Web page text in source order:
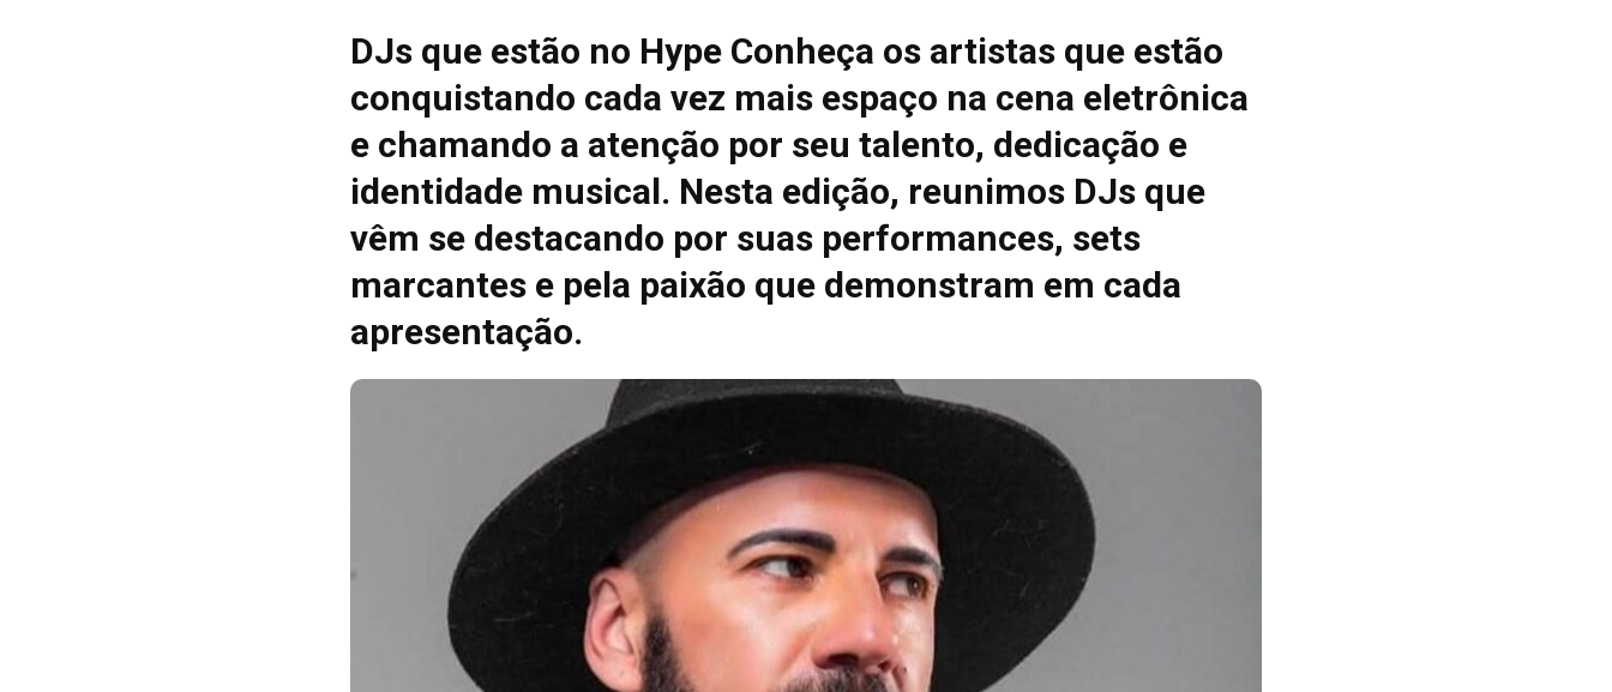
DJs que estão no Hype Conheça os artistas que estão
conquistando cada vez mais espaço na cena eletrônica
e chamando a atenção por seu talento, dedicação e
identidade musical. Nesta edição, reunimos DJs que
vêm se destacando por suas performances, sets
marcantes e pela paixão que demonstram em cada
apresentação.